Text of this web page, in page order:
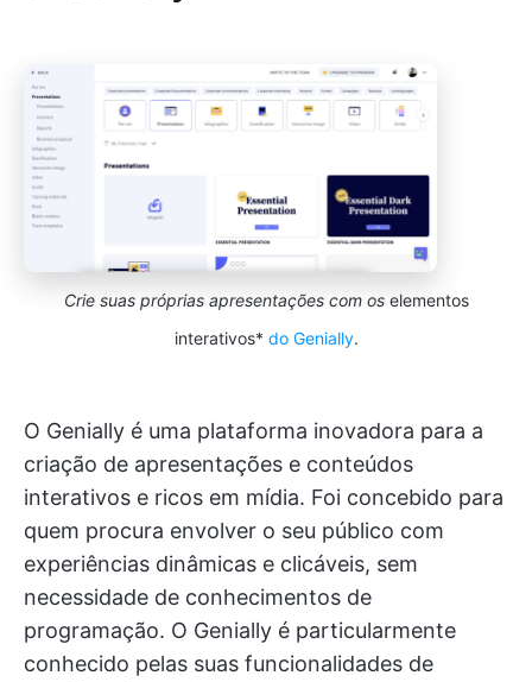
Crie suas próprias apresentações com os elementos
interativos* do Genially.
O Genially é uma plataforma inovadora para a
criação de apresentações e conteúdos
interativos e ricos em mídia. Foi concebido para
quem procura envolver o seu público com
experiências dinâmicas e clicáveis, sem
necessidade de conhecimentos de
programação. O Genially é particularmente
conhecido pelas suas funcionalidades de